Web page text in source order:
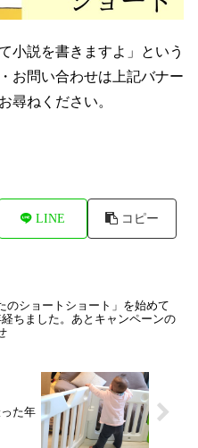
小説を書きますよ」という
お問い合わせは上記バナー
尋ねください。
LINE コピー
のショートショート」を始めて
ちました。あとキャンペーンの
た年